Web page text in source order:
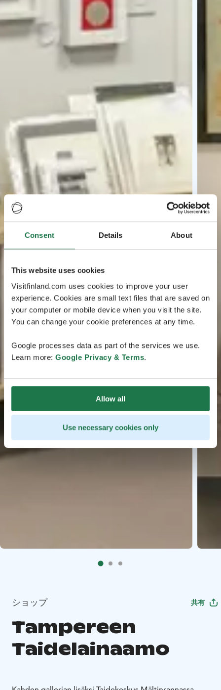
Consent Details About
This website uses cookies
Visitfinland.com uses cookies to improve your user
experience. Cookies are small text files that are saved on
your computer or mobile device when you visit the site.
You can change your cookie preferences at any time.
Google processes data as part of the services we use.
Learn more: Google Privacy & Terms.
Allow all
Use necessary cookies only
ショップ 共有
Tampereen
Taidelainaamo